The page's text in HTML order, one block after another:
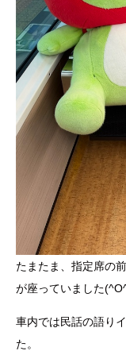
たまたま、指定席の
が座っていました
車内では民話の語り
た。